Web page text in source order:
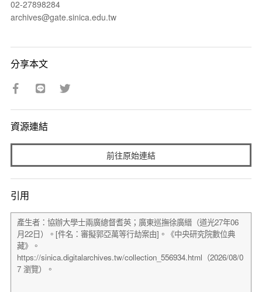
02-27898284
archives@gate.sinica.edu.tw
分享本文
資源連結
前往原始連結
引用